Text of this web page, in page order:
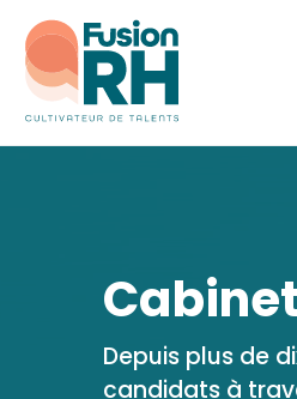
Depuis plus de
candidats à